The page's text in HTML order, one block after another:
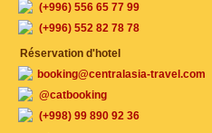
(+996) 556 65 77 99
(+996) 552 82 78 78
Réservation d'hotel
booking@centralasia-travel.com
@catbooking
(+998) 99 890 92 36